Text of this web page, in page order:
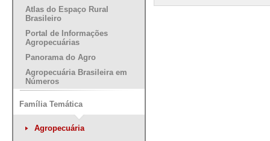
Atlas do Espaço Rural
Brasileiro
Portal de Informações
Agropecuárias
Panorama do Agro
Agropecuária Brasileira em
Números
Família Temática
Agropecuária